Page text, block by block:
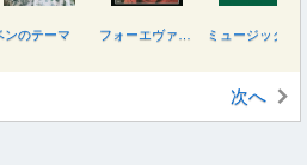
ンのテーマ
次へ